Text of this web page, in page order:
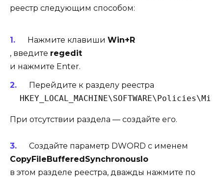
реестр следующим способом:
Нажмите клавиши Win+R
, введите regedit
и нажмите Enter.
Перейдите к разделу реестра
При отсутствии раздела — создайте его.
Создайте параметр DWORD с именем
CopyFileBufferedSynchronousIo
в этом разделе реестра, дважды нажмите по